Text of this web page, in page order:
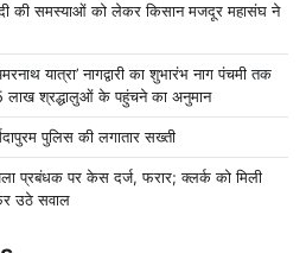
की समस्याओं को लेकर किसान मजदूर महासंघ ने
यात्रा’ नागद्वारी का शुभारंभ नाग पंचमी तक
लाख श्रद्धालुओं के पहुंचने का अनुमान
पुलिस की लगातार सख्ती
प्रबंधक पर केस दर्ज, फरार; क्लर्क को मिली
उठे सवाल